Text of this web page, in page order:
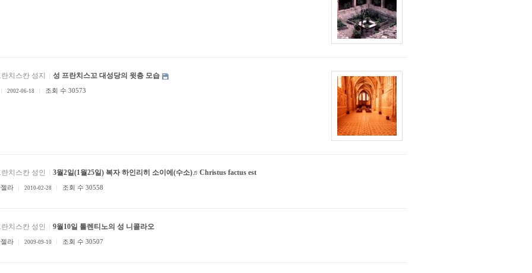
치스칸 성지 성 프란치스꼬 대성당의 윗층 모습
2002-06-18 조회 수 30573
치스칸 성인 3월2일(1월25일) 복자 하인리히 소이에(수소)♬Christus factus est
라 2010-02-28 조회 수 30558
치스칸 성인 9월10일 톨렌티노의 성 니콜라오
라 2009-09-10 조회 수 30507